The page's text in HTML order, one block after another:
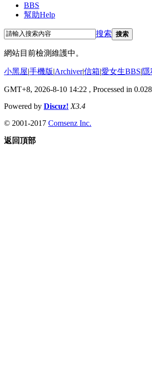
BBS
幫助Help
搜索 搜索
網站目前檢測維護中。
小黑屋|手機版|Archiver|信箱|愛女生BBS|
GMT+8, 2026-8-10 14:22 , Processed in
Powered by Discuz! X3.4
© 2001-2017 Comsenz Inc.
返回頂部